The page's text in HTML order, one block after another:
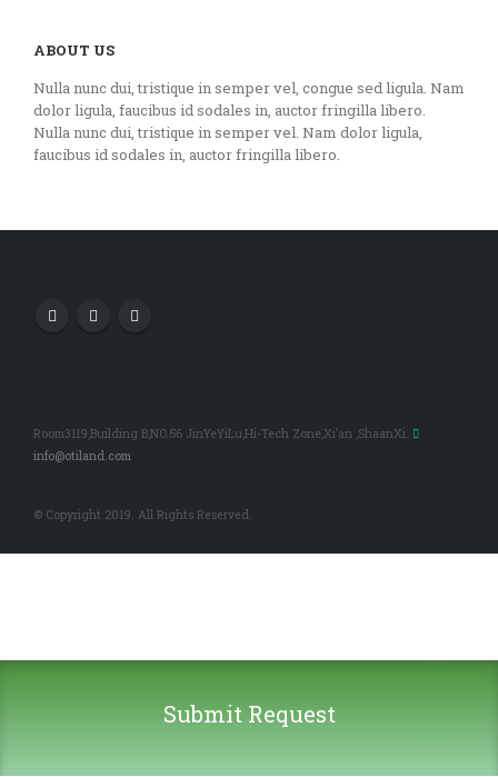
ABOUT US
Nulla nunc dui, tristique in semper vel, congue sed ligula. Nam
dolor ligula, faucibus id sodales in, auctor fringilla libero.
Nulla nunc dui, tristique in semper vel. Nam dolor ligula,
faucibus id sodales in, auctor fringilla libero.
Room3119,Building B,NO.56 JinYeYiLu,Hi-Tech Zone,Xi’an ,ShaanXi.
info@otiland.com
© Copyright 2019. All Rights Reserved.
Submit Request